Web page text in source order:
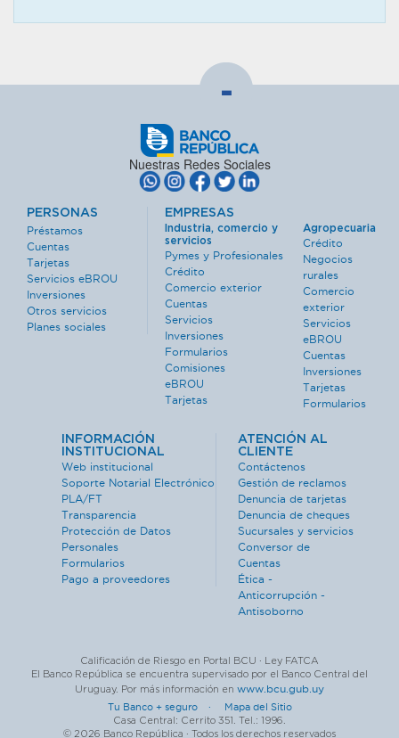
-
Nuestras Redes Sociales
PERSONAS
Préstamos
Cuentas
Tarjetas
Servicios eBROU
Inversiones
Otros servicios
Planes sociales
EMPRESAS
Industria, comercio y
servicios
Pymes y Profesionales
Crédito
Comercio exterior
Cuentas
Servicios
Inversiones
Formularios
Comisiones
eBROU
Tarjetas
Agropecuaria
Crédito
Negocios
rurales
Comercio
exterior
Servicios
eBROU
Cuentas
Inversiones
Tarjetas
Formularios
INFORMACIÓN
INSTITUCIONAL
Web institucional
Soporte Notarial Electrónico
PLA/FT
Transparencia
Protección de Datos
Personales
Formularios
Pago a proveedores
ATENCIÓN AL
CLIENTE
Contáctenos
Gestión de reclamos
Denuncia de tarjetas
Denuncia de cheques
Sucursales y servicios
Conversor de
Cuentas
Ética -
Anticorrupción -
Antisoborno
Calificación de Riesgo en Portal BCU · Ley FATCA
El Banco República se encuentra supervisado por el Banco Central del
Uruguay. Por más información en www.bcu.gub.uy
Tu Banco + seguro · Mapa del Sitio
Casa Central: Cerrito 351. Tel.: 1996.
© 2026 Banco República · Todos los derechos reservados